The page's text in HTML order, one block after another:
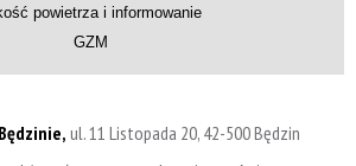
powietrza i informowanie
GZM
ul. 11 Listopada 20, 42-500 Będzin